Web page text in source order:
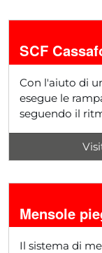
SCF
Con l'aiuto di
esegue le
seguendo il
Mensole
Il sistema di